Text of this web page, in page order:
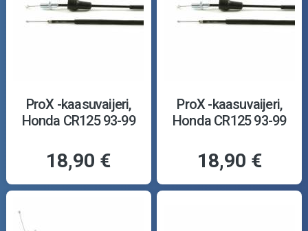
ProX -kaasuvaijeri,
Honda CR125 93-99
18,90 €
ProX -kaasuvaijeri,
Honda CR125 93-99
18,90 €